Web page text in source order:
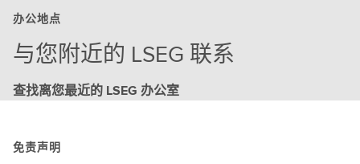
办公地点
与您附近的 LSEG 联系
查找离您最近的 LSEG 办公室
免责声明